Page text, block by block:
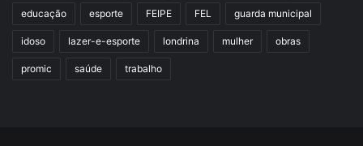
educação esporte FEIPE FEL guarda municipal
idoso lazer-e-esporte londrina mulher obras
promic saúde trabalho